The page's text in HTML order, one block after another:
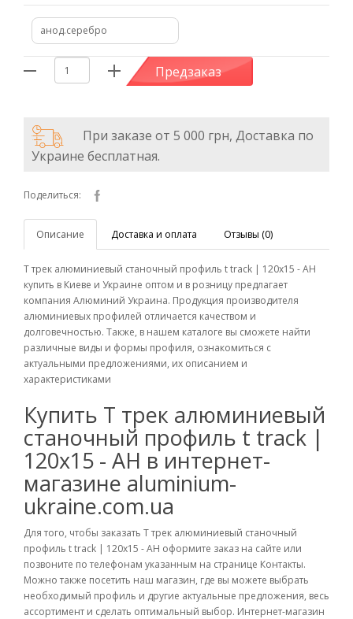
анод.серебро
Предзаказ
При заказе от 5 000 грн, Доставка по
Украине бесплатная.
Поделиться:
Описание Доставка и оплата Отзывы (0)
Т трек алюминиевый станочный профиль t track | 120х15 - АН
купить в Киеве и Украине оптом и в розницу предлагает
компания Алюминий Украина. Продукция производителя
алюминиевых профилей отличается качеством и
долговечностью. Также, в нашем каталоге вы сможете найти
различные виды и формы профиля, ознакомиться с
актуальными предложениями, их описанием и
характеристиками
Купить Т трек алюминиевый
станочный профиль t track |
120х15 - АН в интернет-
магазине aluminium-
ukraine.com.ua
Для того, чтобы заказать Т трек алюминиевый станочный
профиль t track | 120х15 - АН оформите заказ на сайте или
позвоните по телефонам указанным на странице Контакты.
Можно также посетить наш магазин, где вы можете выбрать
необходимый профиль и другие актуальные предложения, весь
ассортимент и сделать оптимальный выбор. Интернет-магазин